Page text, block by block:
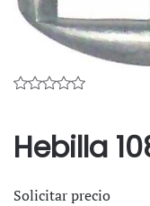
Hebilla
Solicitar precio